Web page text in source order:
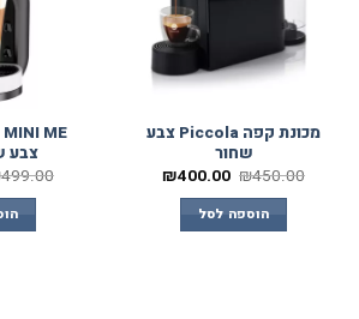
מכונת קפה Piccola צבע
שחור
₪450.00
₪400.00
הוספה לסל
צבע
499.00